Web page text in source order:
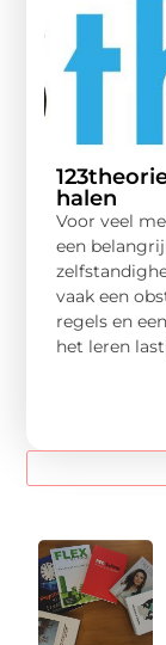
halen
Voor veel
een
vaak een
regels en
het leren